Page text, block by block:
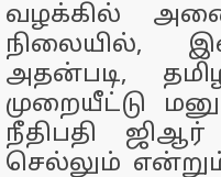
வழக்கில்
நிலையில்,
அதன்படி,
முறையீட்டு
நீதிபதி ஜிஆர்
செல்லும்